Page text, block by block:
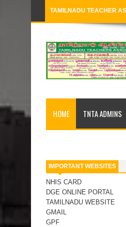
TAMILNADU TEACHER
Loading...
HOME TNTA ADMINS
IMPORTANT WEBSITES
NHIS CARD
DGE ONLINE PORTAL
TAMILNADU WEBSITE
GMAIL
GPF